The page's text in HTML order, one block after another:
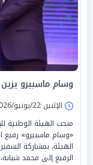
وسام ماسبيرو
الإثنين 22/يونيو/2026 - 05:06 م
منحت الهيئة الوطنية
«وسام ماسبيرو» رفيع
الهيئة، بمشاركة
الرفيع إلى محمد